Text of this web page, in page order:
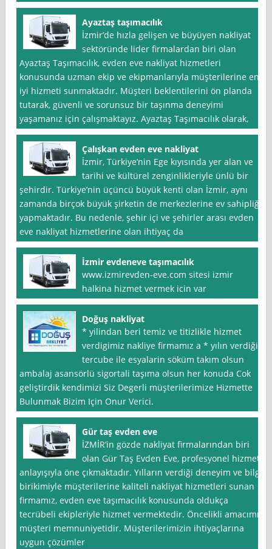
Ayaztaş taşımacılık
İzmir’de hızla gelişen ve büyüyen nakliyat
sektöründe lider firmalardan biri olan
Ayaztaş Taşımacılık, evden eve nakliyat hizmetleri
konusunda uzman ekip ve ekipmanlarıyla müşterilerine en
iyi hizmeti sunmaktadır. Müşteri beklentilerini ön planda
tutarak, güvenli ve sorunsuz bir taşınma deneyimi
yaşamanız için çalışmaktayız. Ayaztaş Taşımacılık olarak,
Çalışkan evden eve nakliyat
İzmir, Türkiye’nin Ege kıyısında yer alan ve
tarihi ve kültürel zenginlikleriyle ünlü bir
şehirdir. Türkiye’nin üçüncü büyük kenti olan İzmir, aynı
zamanda birçok büyük şirketin de merkezlerine ev sahipliği
yapmaktadır. Bu nedenle, şehir içi ve şehirler arası evden
eve nakliyat hizmetlerine olan ihtiyaç da
İzmir evdeneve taşımacılık
www.izmirevden-eve.com sitesi izmir
halkina hizmet vermek icin var
Doğuş nakliyat
* yilindan beri temiz ve titizlikle hizmet
verdigimiz nakliye firmamız a * yılın verdiği
tercube ile esyalarin söküm takım olsun
ambalaj asansörlü sigortali taşıma olsun her konuda Cok
geliştirdik kendimizi Siz Degerli müşterilerimize Hizmette
Bulunmak Bizim Için Onur Verici.
Gür taş evden eve
İZMİR’in gözde nakliyat firmalarından biri
olan Gür Taş Evden Eve, profesyonel hizmet
anlayışıyla öne çıkmaktadır. Yılların verdiği deneyim ve bilgi
birikimiyle müşterilerine kaliteli nakliyat hizmetleri sunan
firmamız, evden eve taşımacılık konusunda oldukça
tecrübeli ekipleriyle hizmet vermektedir. Öncelikli amacımız
müşteri memnuniyetidir. Müşterilerimizin ihtiyaçlarına
uygun çözümler